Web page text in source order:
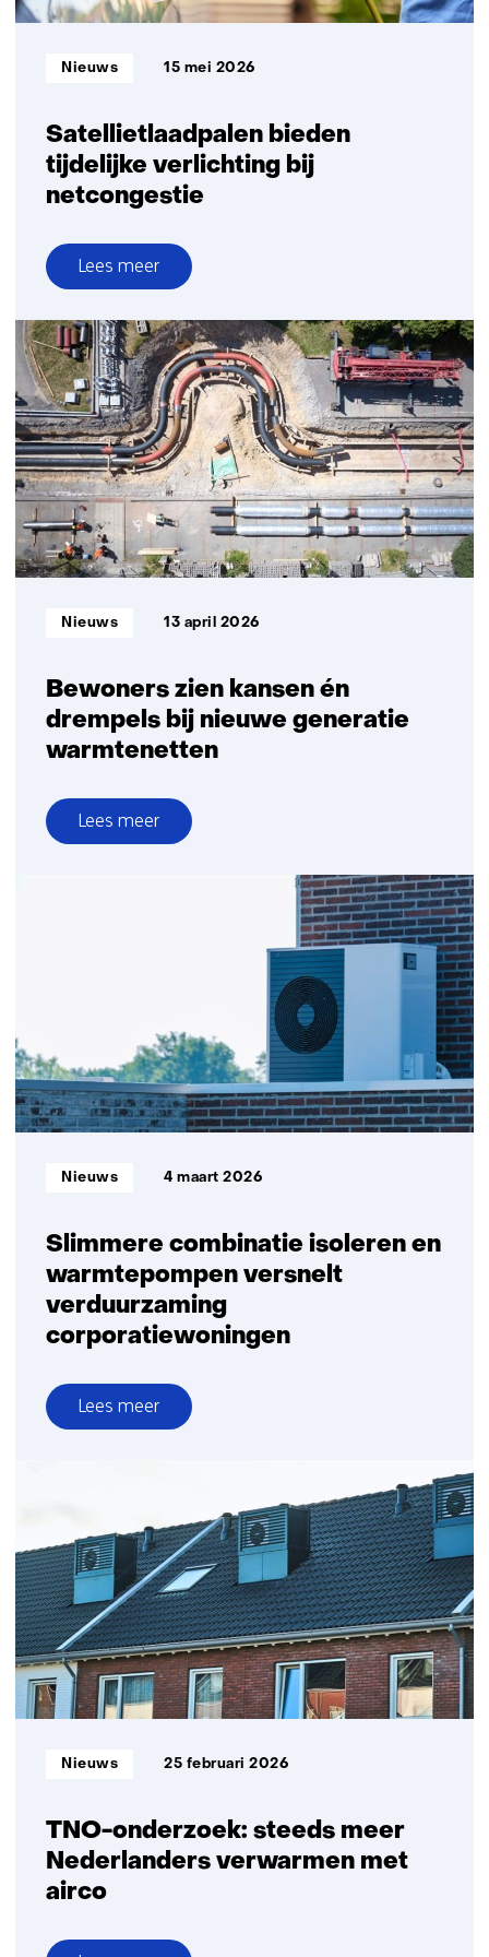
Satellietlaadpalen bieden
tijdelijke verlichting bij
netcongestie
Informatietype:
Nieuws 15 mei 2026
Lees meer
over
Satellietlaadpalen
bieden
tijdelijke
verlichting
bij
netcongestie
Bewoners zien kansen én
drempels bij nieuwe generatie
warmtenetten
Informatietype:
Nieuws 13 april 2026
Lees meer
over
generatie
warmtenetten
Slimmere combinatie isoleren en
warmtepompen versnelt
verduurzaming
corporatiewoningen
Informatietype:
Nieuws 4 maart 2026
Lees meer
over
en
warmtepompen
versnelt
verduurzaming
corporatiewoningen
TNO-onderzoek: steeds meer
Nederlanders verwarmen met
airco
Informatietype:
Nieuws 25 februari 2026